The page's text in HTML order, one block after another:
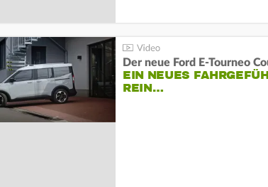
Der neue Ford E-Tourneo
EIN NEUES
REIN…